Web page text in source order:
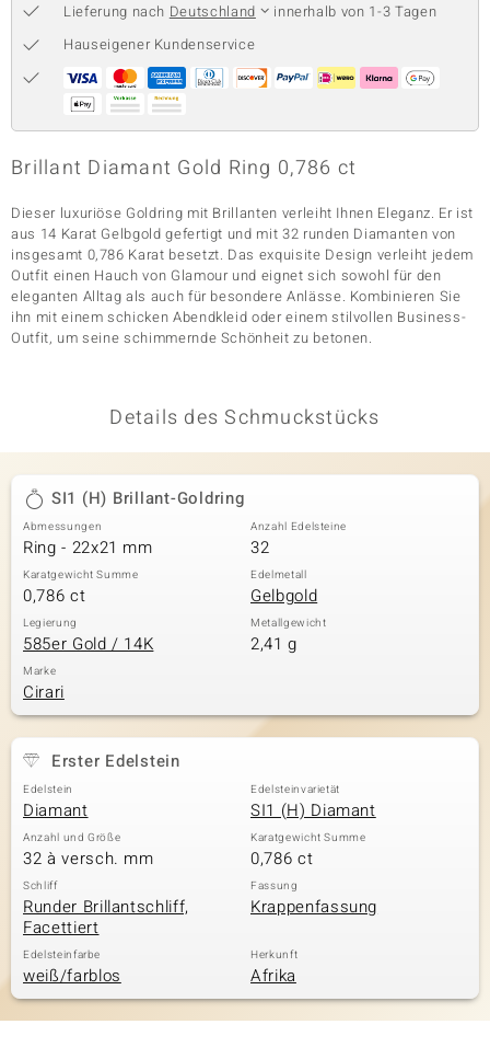
Classics
Lieferung nach Deutschland
innerhalb von 1-3 Tagen
Hauseigener Kundenservice
Brillant Diamant Gold Ring 0,786 ct
Dieser luxuriöse Goldring mit Brillanten verleiht Ihnen Eleganz. Er ist
aus 14 Karat Gelbgold gefertigt und mit 32 runden Diamanten von
insgesamt 0,786 Karat besetzt. Das exquisite Design verleiht jedem
Outfit einen Hauch von Glamour und eignet sich sowohl für den
eleganten Alltag als auch für besondere Anlässe. Kombinieren Sie
ihn mit einem schicken Abendkleid oder einem stilvollen Business-
Outfit, um seine schimmernde Schönheit zu betonen.
Details des Schmuckstücks
SI1 (H) Brillant-Goldring
Abmessungen
Ring - 22x21 mm
Anzahl Edelsteine
32
Karatgewicht Summe
0,786 ct
Edelmetall
Gelbgold
Legierung
585er Gold / 14K
Metallgewicht
2,41 g
Marke
Cirari
Erster Edelstein
Edelstein
Diamant
Edelsteinvarietät
SI1 (H) Diamant
Anzahl und Größe
32 à versch. mm
Karatgewicht Summe
0,786 ct
Schliff
Runder Brillantschliff,
Facettiert
Fassung
Krappenfassung
Edelsteinfarbe
weiß/farblos
Herkunft
Afrika